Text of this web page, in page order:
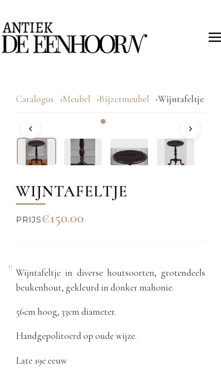
Catalogus Meubel Bijzetmeubel Wijntafeltje
WIJNTAFELTJE
PRIJS€150.00
Wijntafeltje in diverse houtsoorten, grotendeels
beukenhout, gekleurd in donker mahonie.
56cm hoog, 33cm diameter.
Handgepolitoerd op oude wijze.
Late 19e eeuw